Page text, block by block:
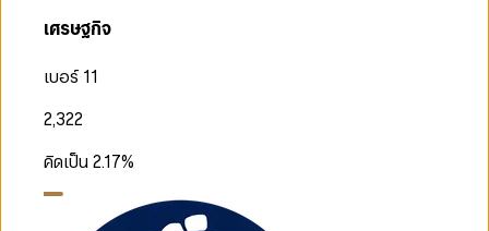
เศรษฐกิจ
เบอร์ 11
2,322
คิดเป็น2.17%